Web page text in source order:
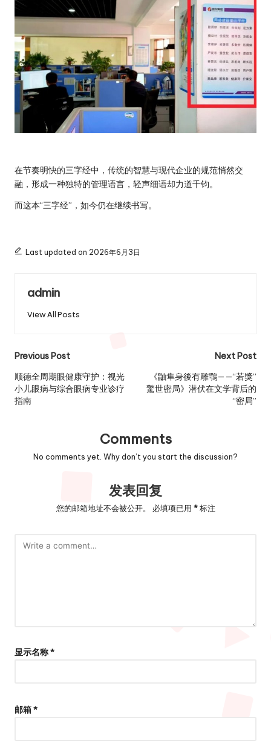
在节奏明快的三字经中，传统的智慧与现代企业的规范悄然交
融，形成一种独特的管理语言，轻声细语却力道千钧。
而这本“三字经”，如今仍在继续书写。
Last updated on 2026年6月3日
admin
View All Posts
Post
navigation
Previous Post
顺德全周期眼健康守护：视光
小儿眼病与综合眼病专业诊疗
指南
Next Post
《鼬隼身後有雕鶚——“若獎”
驚世密局》潜伏在文学背后的
“密局”
Comments
No comments yet. Why don’t you start the discussion?
发表回复
您的邮箱地址不会被公开。 必填项已用 *标注
显示名称*
邮箱*